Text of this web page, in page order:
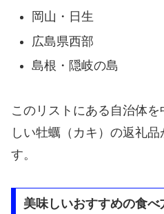
岡山・日生
広島県西部
島根・隠岐の島
このリストにある自治体
しい牡蠣（カキ）の返礼
す。
美味しいおすすめの食べ